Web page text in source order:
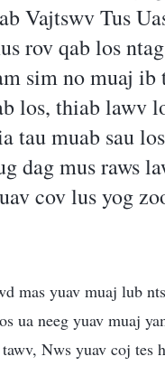
Vajtswv Tus
rov qab los
sim no muaj ib
los, thiab lawv
muab sau
dag mus raws
cov lus yog
mas yuav muaj lub
ua neeg yuav muaj
Nws yuav coj tes